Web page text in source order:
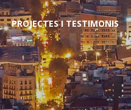
PROJECTES I TESTIMONIS